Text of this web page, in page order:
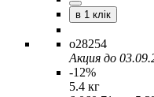
в 1 клік
o28254
Акция до
-12%
5.4 кг